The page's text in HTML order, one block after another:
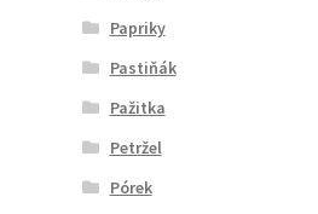
Papriky
Pastiňák
Pažitka
Petržel
Pórek